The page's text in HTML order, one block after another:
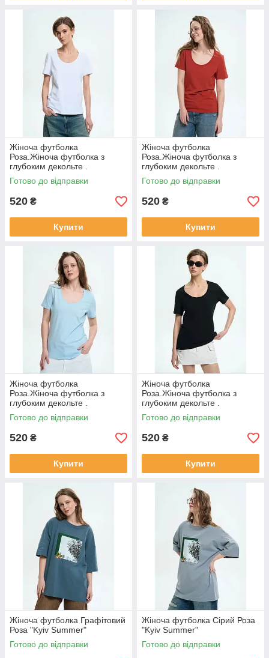
Жіноча футболка
Роза.Жіноча футболка з
глубоким декольте .
Готово до відправки
520 ₴
Купити
Жіноча футболка
Роза.Жіноча футболка з
глубоким декольте .
Готово до відправки
520 ₴
Купити
Жіноча футболка
Роза.Жіноча футболка з
глубоким декольте .
Готово до відправки
520 ₴
Купити
Жіноча футболка
Роза.Жіноча футболка з
глубоким декольте .
Готово до відправки
520 ₴
Купити
Жіноча футболка Графітовий
Роза "Kyiv Summer"
Готово до відправки
Жіноча футболка Сірий Роза
"Kyiv Summer"
Готово до відправки